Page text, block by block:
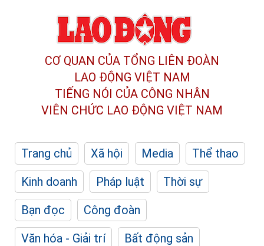
CƠ QUAN CỦA TỔNG LIÊN ĐOÀN
LAO ĐỘNG VIỆT NAM
TIẾNG NÓI CỦA CÔNG NHÂN
VIÊN CHỨC LAO ĐỘNG VIỆT NAM
Trang chủ Xã hội Media
Thể thao
Kinh doanh
Pháp luật
Thời sự
Bạn đọc
Công đoàn
Văn hóa - Giải trí
Bất động sản